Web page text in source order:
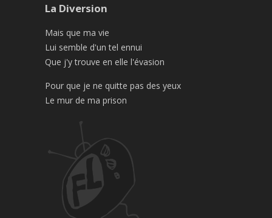
La Diversion
Mais que ma vie
Lui semble d'un tel ennui
Que j'y trouve en elle l'évasion
Pour que je ne quitte pas des yeux
Le mur de ma prison